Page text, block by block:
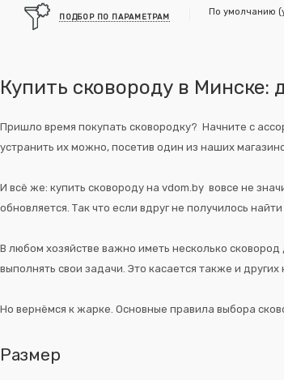
ПОДБОР ПО ПАРАМЕТРАМ По умолчанию
Купить сковороду в
Пришло время покупать сковородку? Начните с
устранить их можно, посетив один из наших
И всё же: купить сковороду на vdom.by вовсе не
обновляется. Так что если вдруг не получилось
В любом хозяйстве важно иметь несколько
выполнять свои задачи. Это касается также и
Но вернёмся к жарке. Основные правила выбора
Размер